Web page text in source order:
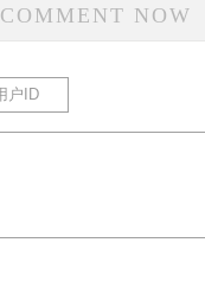
COMMENT NOW